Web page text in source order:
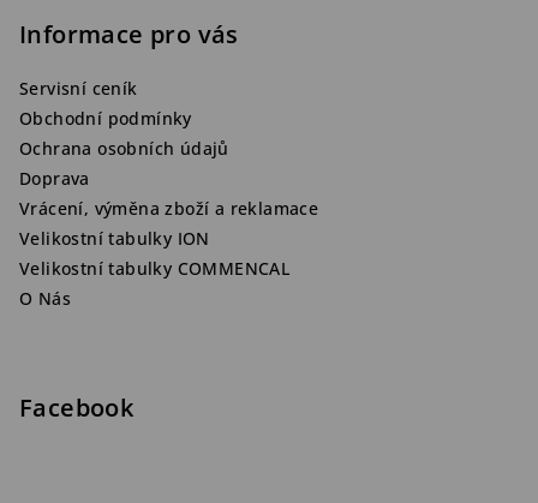
Informace pro vás
Servisní ceník
Obchodní podmínky
Ochrana osobních údajů
Doprava
Vrácení, výměna zboží a reklamace
Velikostní tabulky ION
Velikostní tabulky COMMENCAL
O Nás
Facebook